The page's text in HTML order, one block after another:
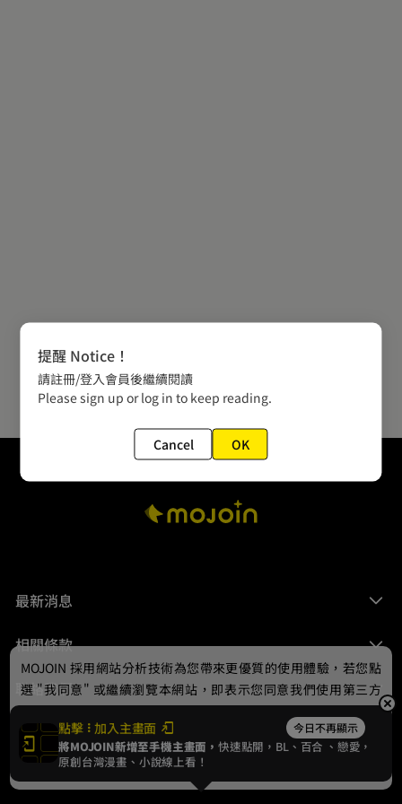
最新消息
相關條款
聯絡我們
© 2024 gamania Digital Entertainment Co., Ltd.
點擊 加入主畫面 今日不再顯示
將MOJOIN新增至手機主畫面，快速點開，BL、 百合 、戀愛，
原創台灣漫畫、小說線上看！
MOJOIN 採用網站分析技術為您帶來更優質的使用體驗，若您點
選 "我同意" 或繼續瀏覽本網站，即表示您同意我們使用第三方
Cookie，欲瞭解更多資訊請見隱私權政策。
我同意
提醒 Notice！
請註冊/登入會員後繼續閱讀
Please sign up or log in to keep reading.
Cancel OK